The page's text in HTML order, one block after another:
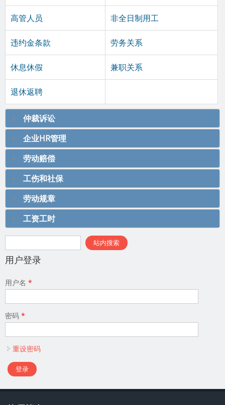
高管人员 非全日制用工
违约金条款 劳务关系
休息休假 兼职关系
退休返聘
仲裁诉讼
企业HR管理
劳动赔偿
工伤和社保
劳动规章
工资工时
搜索表单
站内搜索
用户登录
用户名 *
密码 *
重设密码